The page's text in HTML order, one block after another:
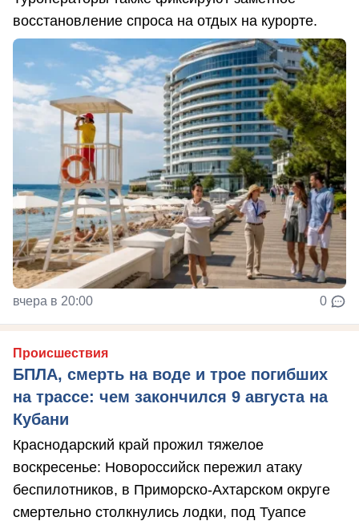
восстановление спроса на отдых на курорте.
вчера в 20:00 0
Происшествия
БПЛА, смерть на воде и трое погибших
на трассе: чем закончился 9 августа на
Кубани
Краснодарский край прожил тяжелое
воскресенье: Новороссийск пережил атаку
беспилотников, в Приморско-Ахтарском округе
смертельно столкнулись лодки, под Туапсе